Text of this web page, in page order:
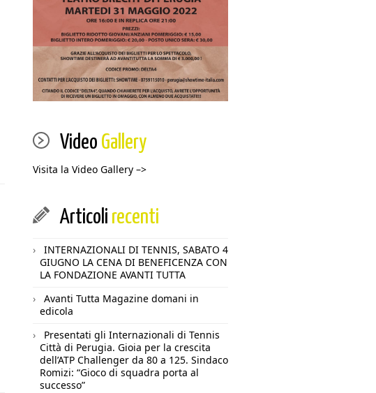
Video Gallery
Visita la Video Gallery –>
Articoli recenti
INTERNAZIONALI DI TENNIS, SABATO 4
GIUGNO LA CENA DI BENEFICENZA CON
LA FONDAZIONE AVANTI TUTTA
Avanti Tutta Magazine domani in
edicola
Presentati gli Internazionali di Tennis
Città di Perugia. Gioia per la crescita
dell’ATP Challenger da 80 a 125. Sindaco
Romizi: “Gioco di squadra porta al
successo”